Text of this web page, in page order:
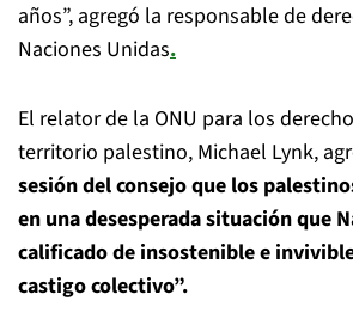
años”, agregó la responsable de
Naciones Unidas.
El relator de la ONU para los
territorio palestino, Michael Lynk,
sesión del consejo que los
en una desesperada situación que
calificado de insostenible e
castigo colectivo”.